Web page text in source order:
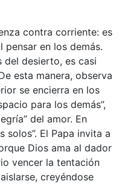
contra corriente: es
pensar en los demás.
del desierto, es casi
esta manera, observa
se encierra en los
para los demás”,
del amor. En
solos”. El Papa invita a
Dios ama al dador
vencer la tentación
creyéndose